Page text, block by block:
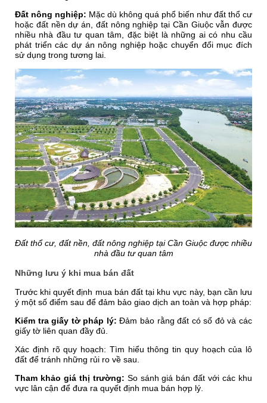
Đất nông nghiệp: Mặc dù không quá phổ biến như đất thổ cư
hoặc đất nền dự án, đất nông nghiệp tại Cần Giuộc vẫn được
nhiều nhà đầu tư quan tâm, đặc biệt là những ai có nhu cầu
phát triển các dự án nông nghiệp hoặc chuyển đổi mục đích
sử dụng trong tương lai.
Đất thổ cư, đất nền, đất nông nghiệp tại Cần Giuộc được nhiều
nhà đầu tư quan tâm
Những lưu ý khi mua bán đất
Trước khi quyết định mua bán đất tại khu vực này, bạn cần lưu
ý một số điểm sau để đảm bảo giao dịch an toàn và hợp pháp:
Kiểm tra giấy tờ pháp lý: Đảm bảo rằng đất có sổ đỏ và các
giấy tờ liên quan đầy đủ.
Xác định rõ quy hoạch: Tìm hiểu thông tin quy hoạch của lô
đất để tránh những rủi ro về sau.
Tham khảo giá thị trường: So sánh giá bán đất với các khu
vực lân cận để đưa ra quyết định mua bán hợp lý.